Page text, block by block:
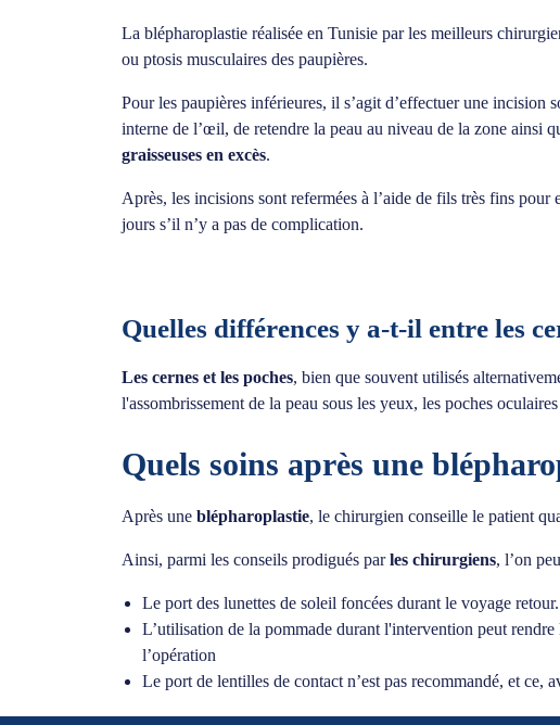
La blépharoplastie réalisée en Tunisie par les meilleurs
ou ptosis musculaires des paupières.
Pour les paupières inférieures, il s’agit d’effectuer une incision
interne de l’œil, de retendre la peau au niveau de la zone ainsi
graisseuses en excès.
Après, les incisions sont refermées à l’aide de fils très fins
jours s’il n’y a pas de complication.
Quelles différences y a-t-il entre les
Les cernes et les poches, bien que souvent utilisés
l'assombrissement de la peau sous les yeux, les poches
Quels soins après une
Après une blépharoplastie, le chirurgien conseille le patient
Ainsi, parmi les conseils prodigués parles chirurgiens, l’on
Le port des lunettes de soleil foncées durant le voyage
L’utilisation de la pommade durant l'intervention peut
l’opération
Le port de lentilles de contact n’est pas recommandé, et ce,